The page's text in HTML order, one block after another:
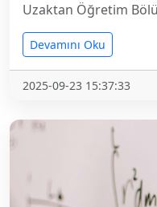
Uzaktan Öğretim
Devamını Oku
2025-09-23 15:37:33